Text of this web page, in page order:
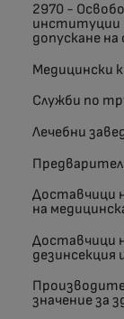
2970 -
институции
допускане
Медицински
Служби по
Лечебни
Доставчици
на
Доставчици
дезинсекция
значение за